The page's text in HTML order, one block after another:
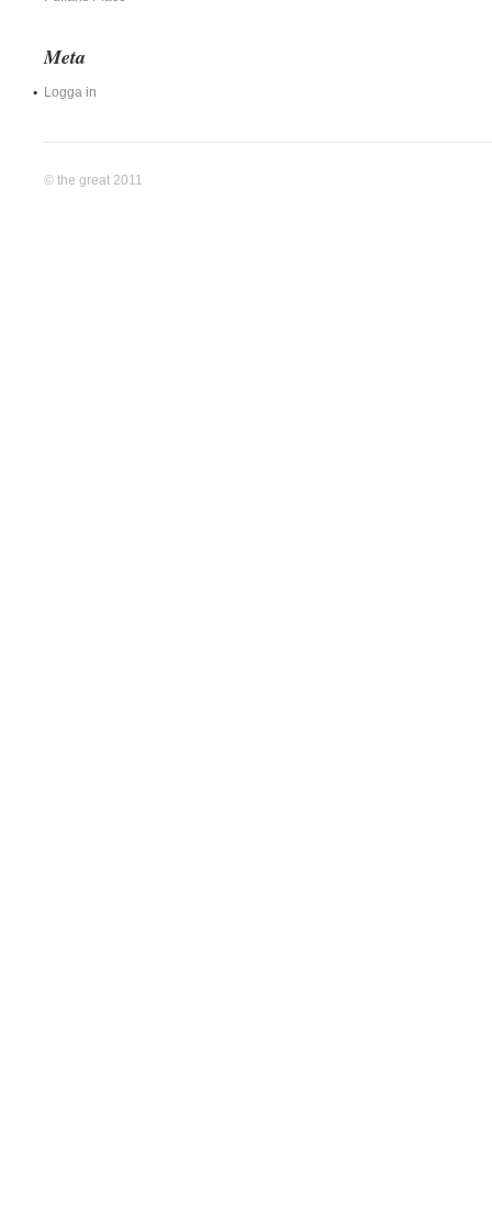
Meta
Logga in
© the great 2011